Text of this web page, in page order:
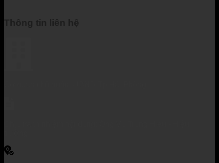
Thông tin liên hệ